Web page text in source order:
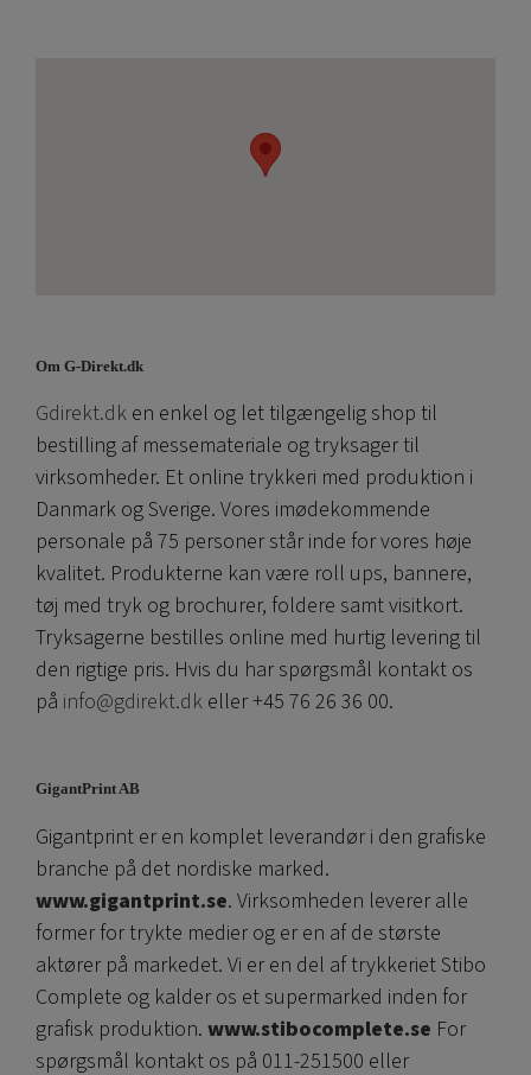
Om G-Direkt.dk
Gdirekt.dk en enkel og let tilgængelig shop til
bestilling af messemateriale og tryksager til
virksomheder. Et online trykkeri med produktion i
Danmark og Sverige. Vores imødekommende
personale på 75 personer står inde for vores høje
kvalitet. Produkterne kan være roll ups, bannere,
tøj med tryk og brochurer, foldere samt visitkort.
Tryksagerne bestilles online med hurtig levering til
den rigtige pris. Hvis du har spørgsmål kontakt os
på info@gdirekt.dk eller +45 76 26 36 00.
GigantPrint AB
Gigantprint er en komplet leverandør i den grafiske
branche på det nordiske marked.
www.gigantprint.se. Virksomheden leverer alle
former for trykte medier og er en af ​​de største
aktører på markedet. Vi er en del af trykkeriet Stibo
Complete og kalder os et supermarked inden for
grafisk produktion. www.stibocomplete.se For
spørgsmål kontakt os på 011-251500 eller